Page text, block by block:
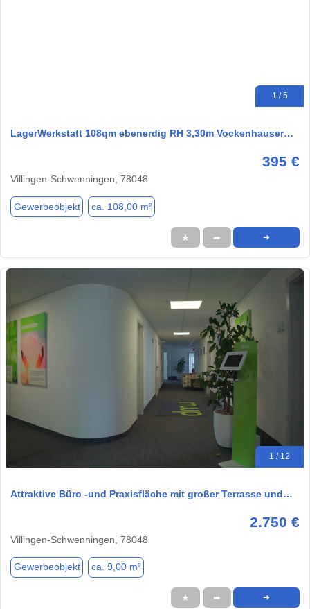
1 / 5
LagerWerkstatt 108qm ebenerdig RH 3,30m Vockenhauser…
395 €
Villingen-Schwenningen, 78048
Gewerbeobjekt ca. 108,00 m²
★ ➦ ➜
1 / 12
Attraktive Büro -und Praxisfläche mit großer Terrasse und…
2.750 €
Villingen-Schwenningen, 78048
Gewerbeobjekt ca. 9,00 m²
★ ➦ ➜